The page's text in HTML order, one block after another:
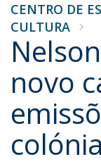
CENTRO DE
CULTURA
novo